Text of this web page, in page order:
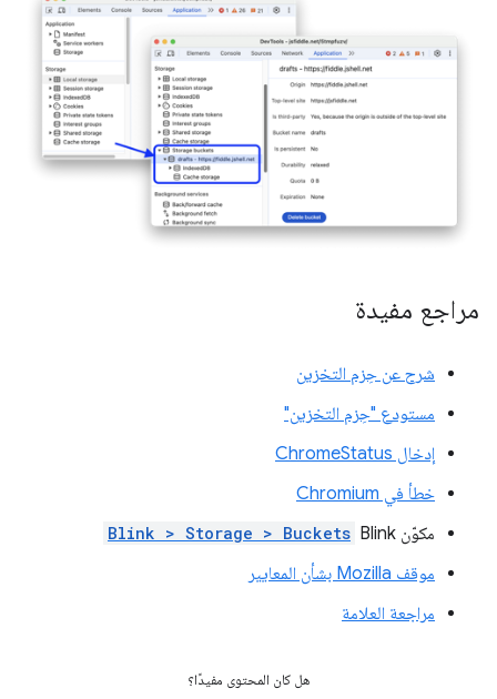
مراجع مفيدة
شرح عن حِزم التخزين
مستودع "حِزم التخزين"
إدخال ChromeStatus
خطأ في Chromium
مكوّن Blink
Blink > Storage > Buckets
موقف Mozilla بشأن المعايير
مراجعة العلامة
هل كان المحتوى مفيدًا؟